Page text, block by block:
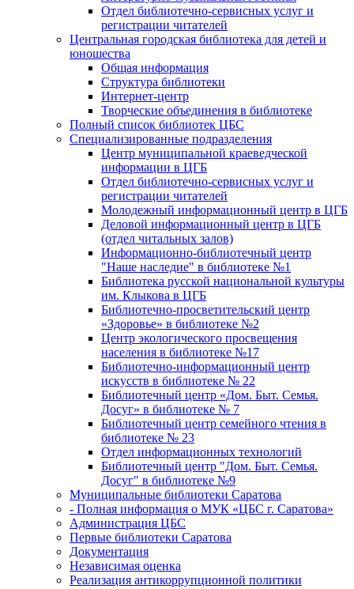
Отдел библиотечно-сервисных услуг и
регистрации читателей
Центральная городская библиотека для детей и
юношества
Общая информация
Структура библиотеки
Интернет-центр
Творческие объединения в библиотеке
Полный список библиотек ЦБС
Специализированные подразделения
Центр муниципальной краеведческой
информации в ЦГБ
Отдел библиотечно-сервисных услуг и
регистрации читателей
Молодежный информационный центр в ЦГБ
Деловой информационный центр в ЦГБ
(отдел читальных залов)
Информационно-библиотечный центр
"Наше наследие" в библиотеке №1
Библиотека русской национальной культуры
им. Клыкова в ЦГБ
Библиотечно-просветительский центр
«Здоровье» в библиотеке №2
Центр экологического просвещения
населения в библиотеке №17
Библиотечно-информационный центр
искусств в библиотеке № 22
Библиотечный центр «Дом. Быт. Семья.
Досуг» в библиотеке № 7
Библиотечный центр семейного чтения в
библиотеке № 23
Отдел информационных технологий
Библиотечный центр "Дом. Быт. Семья.
Досуг" в библиотеке №9
Муниципальные библиотеки Саратова
- Полная информация о МУК «ЦБС г. Саратова»
Администрация ЦБС
Первые библиотеки Саратова
Документация
Независимая оценка
Реализация антикоррупционной политики